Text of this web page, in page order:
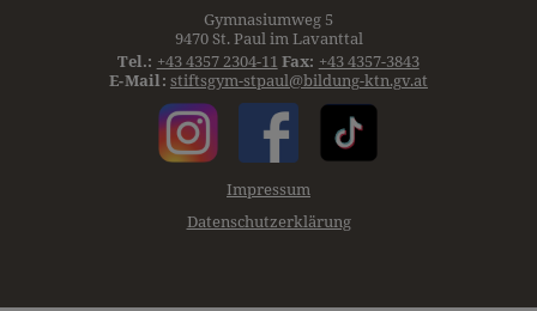
Gymnasiumweg 5
9470 St. Paul im Lavanttal
Tel.: +43 4357 2304-11 Fax: +43 4357-3843
E-Mail: stiftsgym-stpaul@bildung-ktn.gv.at
Impressum
Datenschutzerklärung